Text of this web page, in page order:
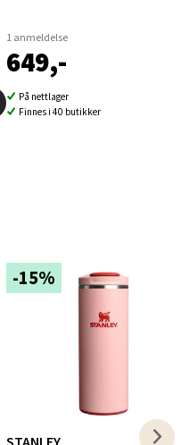
1 anmeldelse
649,-
På nettlager
Finnes i 40 butikker
-15%
STANLEY